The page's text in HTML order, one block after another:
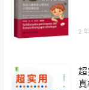
2
真